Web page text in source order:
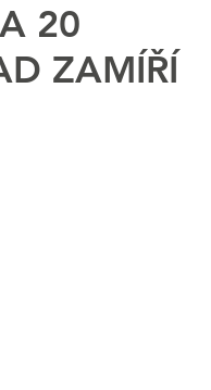
20
ZAMÍŘÍ